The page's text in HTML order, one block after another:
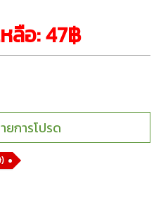
ลือ: 47฿